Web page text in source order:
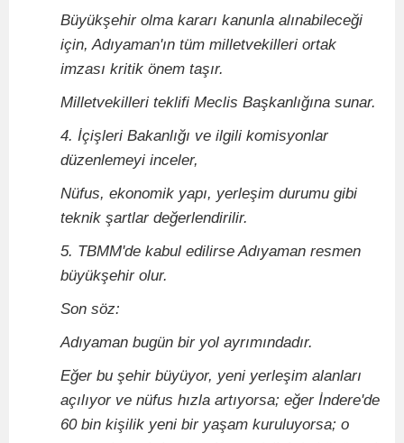
Büyükşehir olma kararı kanunla alınabileceği
için, Adıyaman'ın tüm milletvekilleri ortak
imzası kritik önem taşır.
Milletvekilleri teklifi Meclis Başkanlığına sunar.
4. İçişleri Bakanlığı ve ilgili komisyonlar
düzenlemeyi inceler,
Nüfus, ekonomik yapı, yerleşim durumu gibi
teknik şartlar değerlendirilir.
5. TBMM'de kabul edilirse Adıyaman resmen
büyükşehir olur.
Son söz:
Adıyaman bugün bir yol ayrımındadır.
Eğer bu şehir büyüyor, yeni yerleşim alanları
açılıyor ve nüfus hızla artıyorsa; eğer İndere'de
60 bin kişilik yeni bir yaşam kuruluyorsa; o